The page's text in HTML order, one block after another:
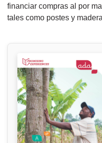
financiar compras al por
tales como postes y